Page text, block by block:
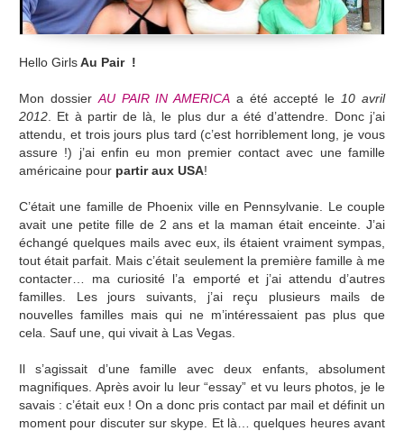
Hello GirlsAu Pair !
Mon dossier AU PAIR IN AMERICA a été accepté le 10 avril
2012 . Et à partir de là, le plus dur a été d’attendre. Donc j’ai
attendu, et trois jours plus tard (c’est horriblement long, je vous
assure !) j’ai enfin eu mon premier contact avec une famille
américaine pour partir aux USA!
C’était une famille de Phoenix ville en Pennsylvanie. Le couple
avait une petite fille de 2 ans et la maman était enceinte. J’ai
échangé quelques mails avec eux, ils étaient vraiment sympas,
tout était parfait. Mais c’était seulement la première famille à me
contacter… ma curiosité l’a emporté et j’ai attendu d’autres
familles. Les jours suivants, j’ai reçu plusieurs mails de
nouvelles familles mais qui ne m’intéressaient pas plus que
cela. Sauf une, qui vivait à Las Vegas.
Il s’agissait d’une famille avec deux enfants, absolument
magnifiques. Après avoir lu leur “essay” et vu leurs photos, je le
savais : c’était eux ! On a donc pris contact par mail et définit un
moment pour discuter sur skype. Et là… quelques heures avant